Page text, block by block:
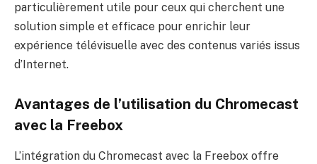
particulièrement utile pour ceux qui cherchent une
solution simple et efficace pour enrichir leur
expérience télévisuelle avec des contenus variés issus
d’Internet.
Avantages de l’utilisation du Chromecast
avec la Freebox
L’intégration du Chromecast avec la Freebox offre